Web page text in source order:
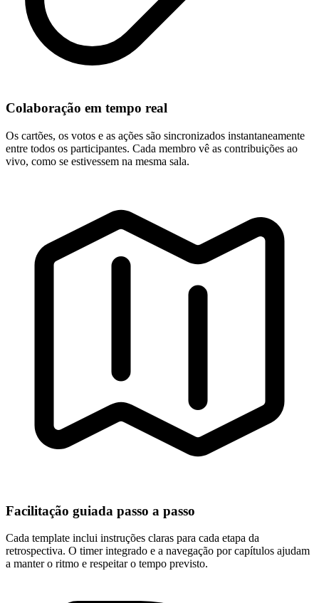
Colaboração em tempo real
Os cartões, os votos e as ações são sincronizados instantaneamente
entre todos os participantes. Cada membro vê as contribuições ao
vivo, como se estivessem na mesma sala.
Facilitação guiada passo a passo
Cada template inclui instruções claras para cada etapa da
retrospectiva. O timer integrado e a navegação por capítulos ajudam
a manter o ritmo e respeitar o tempo previsto.